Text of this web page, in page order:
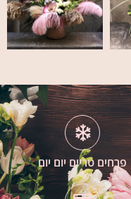
פרחים טריים יום יום